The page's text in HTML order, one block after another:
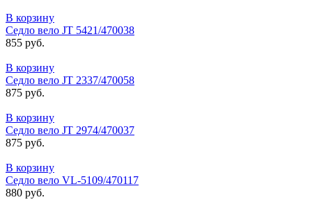
В корзину
Седло вело JT 5421/470038
855 руб.
В корзину
Седло вело JT 2337/470058
875 руб.
В корзину
Седло вело JT 2974/470037
875 руб.
В корзину
Седло вело VL-5109/470117
880 руб.